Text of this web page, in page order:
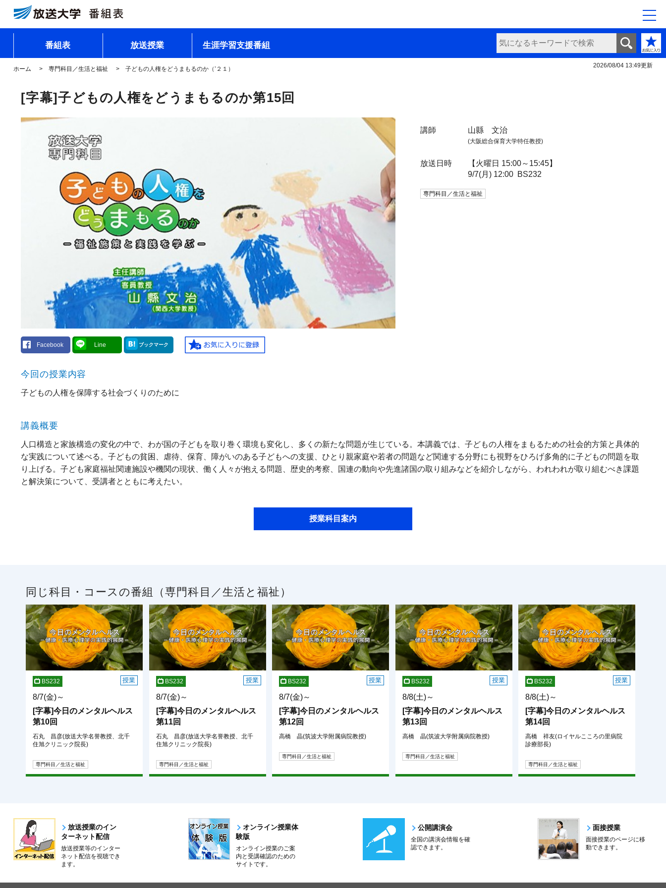
番組表 放送授業 生涯学習支援番組
2026/08/04 13:49更新
ホーム 専門科目／生活と福祉 子どもの人権をどうまもるのか（’２１）
[字幕]子どもの人権をどうまもるのか第15回
講師 山縣 文治
(大阪総合保育大学特任教授)
放送日時
【火曜日 15:00～15:45】
9/7(月) 12:00 BS232
専門科目／生活と福祉
Facebook Line ブックマーク
今回の授業内容
子どもの人権を保障する社会づくりのために
講義概要
人口構造と家族構造の変化の中で、わが国の子どもを取り巻く環境も変化し、多くの新たな問題が生じている。本講義では、子どもの人権をまもるための社会的方策と具体的
な実践について述べる。子どもの貧困、虐待、保育、障がいのある子どもへの支援、ひとり親家庭や若者の問題など関連する分野にも視野をひろげ多角的に子どもの問題を取
り上げる。子ども家庭福祉関連施設や機関の現状、働く人々が抱える問題、歴史的考察、国連の動向や先進諸国の取り組みなどを紹介しながら、われわれが取り組むべき課題
と解決策について、受講者とともに考えたい。
授業科目案内
同じ科目・コースの番組（専門科目／生活と福祉）
BS232 授業
8/7(金)～
[字幕]今日のメンタルヘルス
第10回
石丸 昌彦(放送大学名誉教授、北千
住旭クリニック院長)
専門科目／生活と福祉
BS232 授業
8/7(金)～
[字幕]今日のメンタルヘルス
第11回
石丸 昌彦(放送大学名誉教授、北千
住旭クリニック院長)
専門科目／生活と福祉
BS232 授業
8/7(金)～
[字幕]今日のメンタルヘルス
第12回
高橋 晶(筑波大学附属病院教授)
専門科目／生活と福祉
BS232 授業
8/8(土)～
[字幕]今日のメンタルヘルス
第13回
高橋 晶(筑波大学附属病院教授)
専門科目／生活と福祉
BS232 授業
8/8(土)～
[字幕]今日のメンタルヘルス
第14回
高橋 祥友(ロイヤルこころの里病院
診療部長)
専門科目／生活と福祉
放送授業のイン
ターネット配信
放送授業等のインター
ネット配信を視聴でき
ます。
オンライン授業体
験版
オンライン授業のご案
内と受講確認のための
サイトです。
公開講演会
全国の講演会情報を確
認できます。
面接授業
面接授業のページに移
動できます。